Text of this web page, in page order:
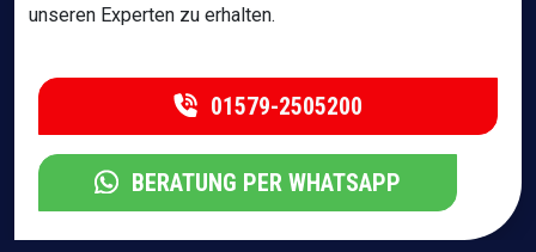
unseren Experten zu erhalten.
01579-2505200
BERATUNG PER WHATSAPP